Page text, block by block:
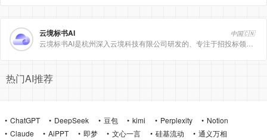
云境标书AI 中国🇨🇳
热门AI推荐
ChatGPT DeepSeek 豆包 kimi Perplexity
Notion
Claude
AiPPT 即梦 文心一言 硅基流动
通义万相